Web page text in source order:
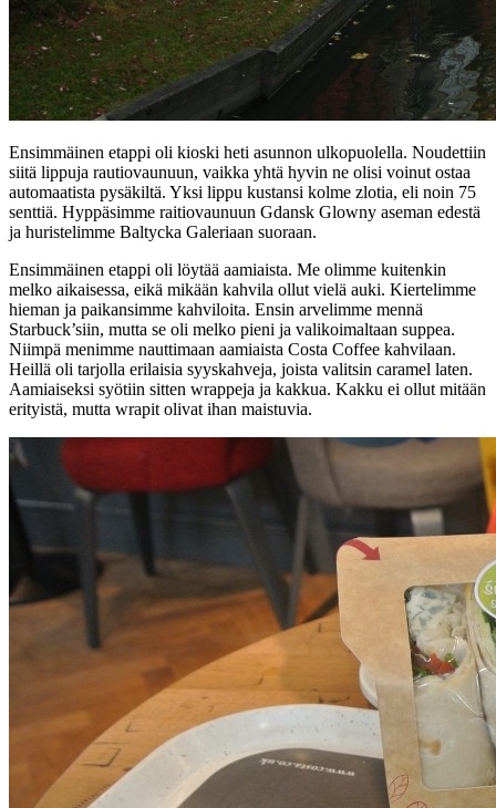
Ensimmäinen etappi oli kioski heti asunnon ulkopuolella. Noudettiin
siitä lippuja rautiovaunuun, vaikka yhtä hyvin ne olisi voinut ostaa
automaatista pysäkiltä. Yksi lippu kustansi kolme zlotia, eli noin 75
senttiä. Hyppäsimme raitiovaunuun Gdansk Glowny aseman edestä
ja huristelimme Baltycka Galeriaan suoraan.
Ensimmäinen etappi oli löytää aamiaista. Me olimme kuitenkin
melko aikaisessa, eikä mikään kahvila ollut vielä auki. Kiertelimme
hieman ja paikansimme kahviloita. Ensin arvelimme mennä
Starbuck’siin, mutta se oli melko pieni ja valikoimaltaan suppea.
Niimpä menimme nauttimaan aamiaista Costa Coffee kahvilaan.
Heillä oli tarjolla erilaisia syyskahveja, joista valitsin caramel laten.
Aamiaiseksi syötiin sitten wrappeja ja kakkua. Kakku ei ollut mitään
erityistä, mutta wrapit olivat ihan maistuvia.